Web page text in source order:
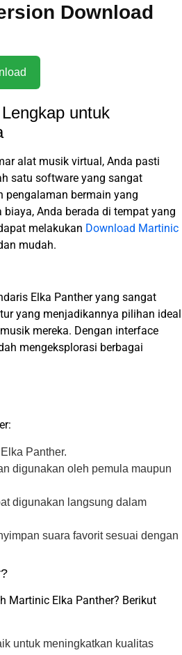
Download
Download
untuk
alat musik virtual, Anda pasti
satu software yang sangat
pengalaman bermain yang
Anda berada di tempat yang
melakukan Download Martinic
mudah.
Elka Panther yang sangat
yang menjadikannya pilihan ideal
mereka. Dengan interface
mengeksplorasi berbagai
Panther.
digunakan oleh pemula maupun
digunakan langsung dalam
suara favorit sesuai dengan
Martinic Elka Panther? Berikut
untuk meningkatkan kualitas